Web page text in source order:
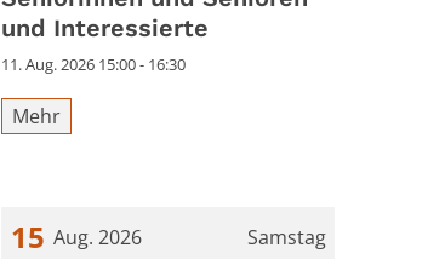
und Interessierte
11. Aug. 2026 15:00 - 16:30
Mehr
Samstag
15 Aug. 2026